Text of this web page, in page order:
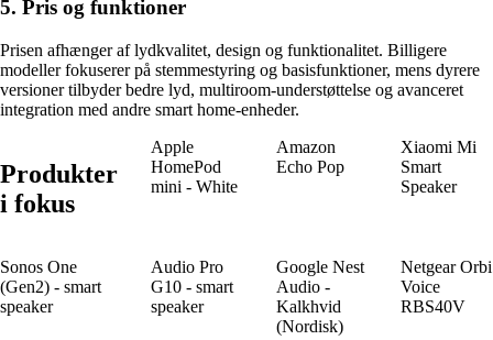
5. Pris og funktioner
Prisen afhænger af lydkvalitet, design og funktionalitet. Billigere
modeller fokuserer på stemmestyring og basisfunktioner, mens dyrere
versioner tilbyder bedre lyd, multiroom-understøttelse og avanceret
integration med andre smart home-enheder.
Produkter
i fokus
Apple
HomePod
mini - White
Amazon
Echo Pop
Xiaomi Mi
Smart
Speaker
Sonos One
(Gen2) - smart
speaker
Audio Pro
G10 - smart
speaker
Google Nest
Audio -
Kalkhvid
(Nordisk)
Netgear Orbi
Voice
RBS40V